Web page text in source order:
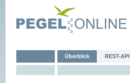
Überblick REST-API